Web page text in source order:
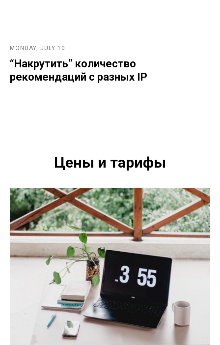
MONDAY, JULY 10
“Накрутить” количество
рекомендаций с разных IP
Цены и тарифы